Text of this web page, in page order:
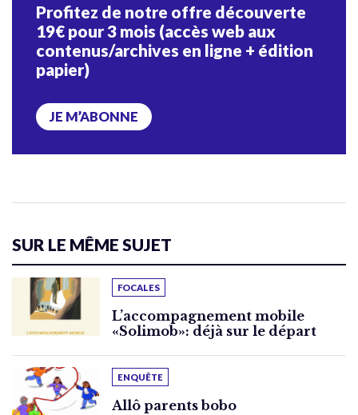
Profitez de notre offre découverte
19€ pour 3 mois (accès web aux
contenus/archives en ligne + édition
papier)
JE M’ABONNE
SUR LE MÊME SUJET
FOCALES
L’accompagnement mobile
«Solimob»: déjà sur le départ
ENQUÊTE
Allô parents bobo